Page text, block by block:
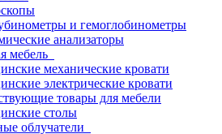
и гемоглобинометры
анализаторы
мебель
механические кровати
электрические кровати
товары для мебели
столы
облучатели